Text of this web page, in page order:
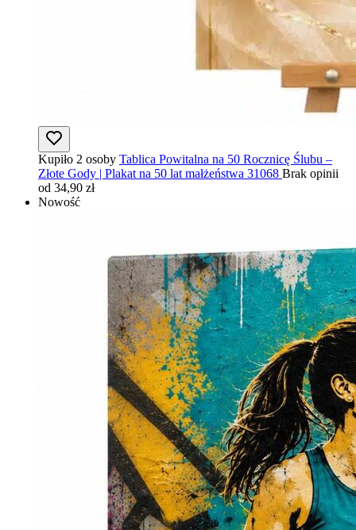
Kupiło 2 osoby Tablica Powitalna na 50 Rocznicę Ślubu –
Złote Gody | Plakat na 50 lat małżeństwa 31068 Brak opinii
od 34,90 zł
Nowość